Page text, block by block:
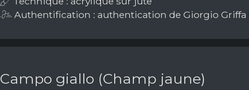
Authentification : authentication de Giorgio Griffa
Campo giallo (Champ jaune)